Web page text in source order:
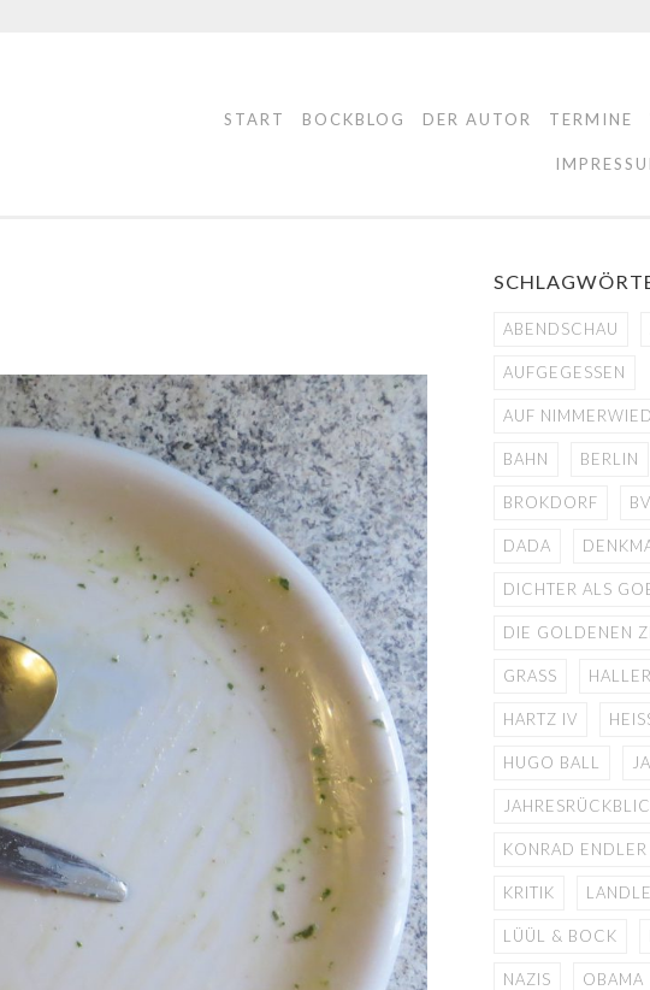
START BOCKBLOG DER AUTOR TERMINE
ABENDSCHAU
AUFGEGESSEN
AUF
BAHN BERLIN
BROKDORF
DADA
DICHTER ALS
DIE GOLDENEN
GRASS
HARTZ IV
HUGO BALL
KONRAD ENDLER
KRITIK
LÜÜL & BOCK
NAZIS OBAMA